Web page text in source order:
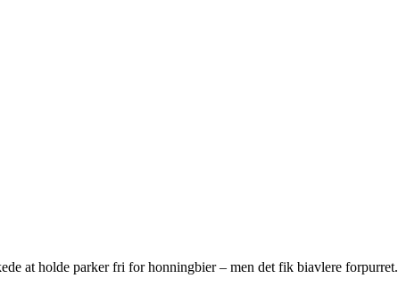
at holde parker fri for honningbier – men det fik biavlere forpurret.